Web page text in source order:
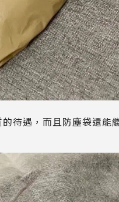
待遇，而且防塵袋還能